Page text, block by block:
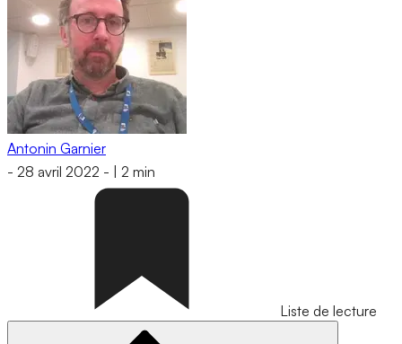
Antonin Garnier
- 28 avril 2022 - 2 min
Liste de lecture